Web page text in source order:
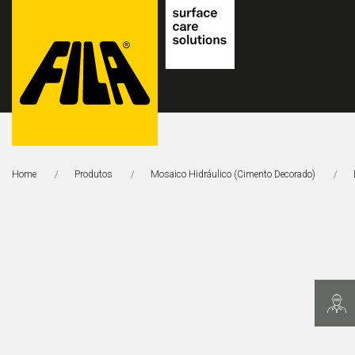
Solutions
Home Produtos Mosaico Hidráulico (cimento Decorado)